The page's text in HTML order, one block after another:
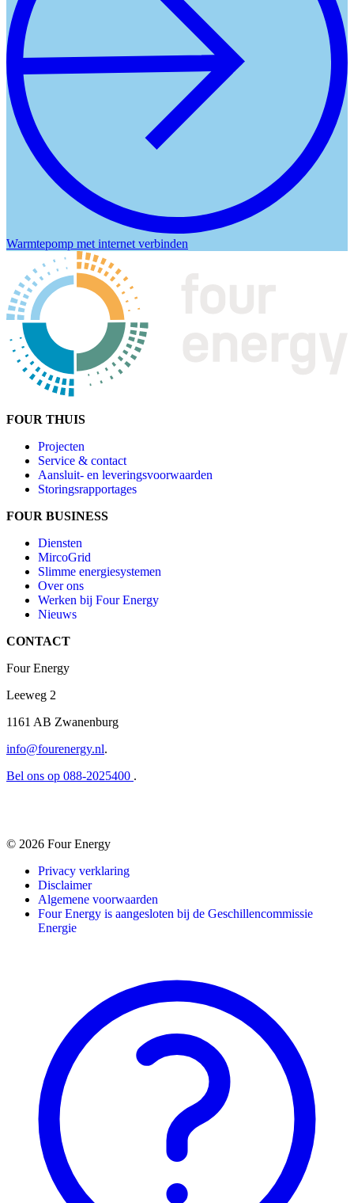
Warmtepomp met internet verbinden
FOUR THUIS
Projecten
Service & contact
Aansluit- en leveringsvoorwaarden
Storingsrapportages
FOUR BUSINESS
Diensten
MircoGrid
Slimme energiesystemen
Over ons
Werken bij Four Energy
Nieuws
CONTACT
Four Energy
Leeweg 2
1161 AB Zwanenburg
info@fourenergy.nl.
Bel ons op 088-2025400 .
© 2026 Four Energy
Privacy verklaring
Disclaimer
Algemene voorwaarden
Four Energy is aangesloten bij de Geschillencommissie
Energie